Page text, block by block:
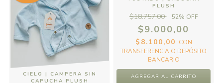
CIELO | CAMPERA SIN
CAPUCHA PLUSH
PLUSH
$18.757,00 52% OFF
$9.000,00
$8.100,00 CON
TRANSFERENCIA O DEPÓSITO
BANCARIO
AGREGAR AL CARRITO